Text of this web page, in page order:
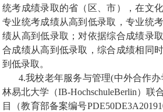
统考成绩录取的省（区、市），在文
专业统考成绩从高到低录取，专业统
绩从高到低录取；对依据综合成绩录
合成绩从高到低录取，综合成绩相同
到低录取。
4.我校老年服务与管理(中外合作办
林易北大学（IB-HochschuleBerlin）联
目（教育部备案编号